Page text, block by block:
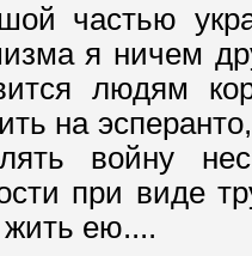
частью
я ничем
людям
на
войну
при виде
ею....